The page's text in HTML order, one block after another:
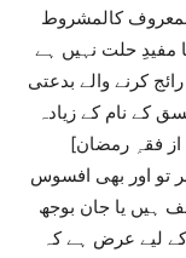
کالمشروط
مفیدِ حلت نہیں ہے
کرنے والے بدعتی
کے نام کے زیادہ
از فقہِ رمضان]
تو اور بھی افسوس
ہیں یا جان بوجھ
لیے عرض ہے کہ